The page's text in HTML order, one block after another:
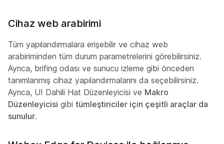
Cihaz web arabirimi
Tüm yapılandırmalara erişebilir ve cihaz web
arabiriminden tüm durum parametrelerini görebilirsiniz.
Ayrıca, brifing odası ve sunucu izleme gibi önceden
tanımlanmış cihaz yapılandırmalarını da seçebilirsiniz.
Ayrıca, UI Dahili Hat Düzenleyicisi ve Makro
Düzenleyicisi gibi tümleştiriciler için çeşitli araçlar da
sunulur.